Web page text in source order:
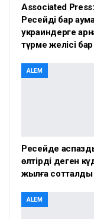
Associated Press:
Ресейдің бар
украиндерге
түрме желісі бар
ALEM
Ресейде
өлтірді деген
жылға сотталды
ALEM